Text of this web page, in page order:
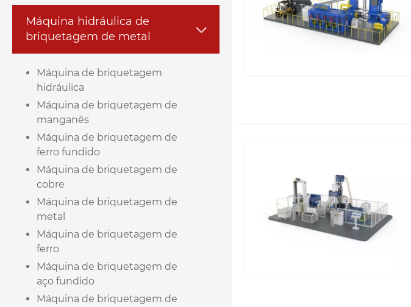
Máquina hidráulica de
briquetagem de metal

Máquina de briquetagem
hidráulica
Máquina de briquetagem de
manganês
Máquina de briquetagem de
ferro fundido
Máquina de briquetagem de
cobre
Máquina de briquetagem de
metal
Máquina de briquetagem de
ferro
Máquina de briquetagem de
aço fundido
Máquina de briquetagem de